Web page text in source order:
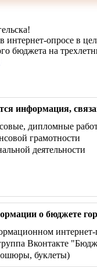
интернет-опросе в
бюджета на
информация,
дипломные
грамотности
деятельности
о бюджете
интернет-
Вконтакте
буклеты)